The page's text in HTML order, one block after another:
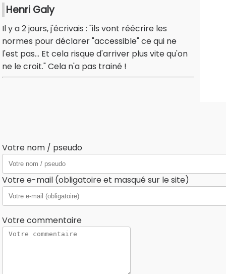
Henri Galy
Il y a 2 jours, j'écrivais : "ils vont réécrire les
normes pour déclarer "accessible" ce qui ne
l'est pas... Et cela risque d'arriver plus vite qu'on
ne le croit." Cela n'a pas trainé !
Votre nom / pseudo
Votre e-mail (obligatoire et masqué sur le site)
Votre commentaire